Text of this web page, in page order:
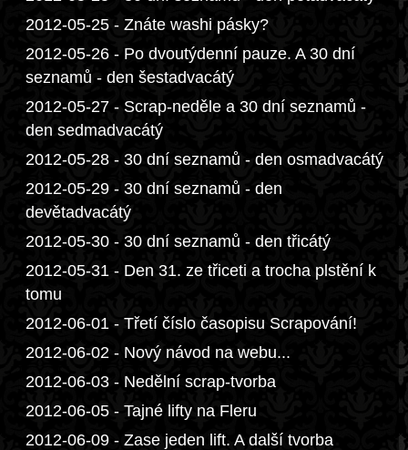
2012-05-25 - Znáte washi pásky?
2012-05-26 - Po dvoutýdenní pauze. A 30 dní
seznamů - den šestadvacátý
2012-05-27 - Scrap-neděle a 30 dní seznamů -
den sedmadvacátý
2012-05-28 - 30 dní seznamů - den osmadvacátý
2012-05-29 - 30 dní seznamů - den
devětadvacátý
2012-05-30 - 30 dní seznamů - den třicátý
2012-05-31 - Den 31. ze třiceti a trocha plstění k
tomu
2012-06-01 - Třetí číslo časopisu Scrapování!
2012-06-02 - Nový návod na webu...
2012-06-03 - Nedělní scrap-tvorba
2012-06-05 - Tajné lifty na Fleru
2012-06-09 - Zase jeden lift. A další tvorba